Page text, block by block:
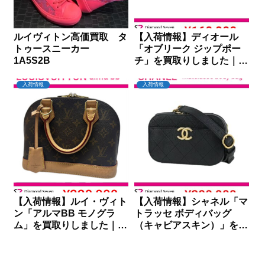
ルイヴィトン高価買取 タ
トゥースニーカー
1A5S2B
【入荷情報】ディオール
「オブリーク ジップポー
チ」を買取りしました｜ダ
入荷情報
【入荷情報】ルイ・ヴィト
ン「アルマBB モノグラ
ム」を買取りしました｜ダ
入荷情報
【入荷情報】シャネル「マ
トラッセ ボディバッグ
（キャビアスキン）」を買